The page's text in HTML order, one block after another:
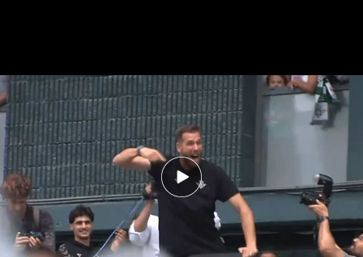
Éxtasis en el Benito Villamarín: de
los besos de Adrián a la locura de
Isco, Manu Fajardo y Héctor Bellerín
La increíble fiesta de los jugadores del Betis tras acceder a la Conference
League
Pepe Jiménez
09 MAY 2025 - 16:21h.